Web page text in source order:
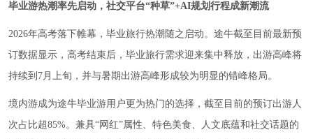
毕业游热潮率先启动，社交平台“种草”+AI规划行程成新潮流
2026年高考落下帷幕，毕业旅行热潮随之启动。途牛截至目前最新预
订数据显示，高考结束后，毕业旅行需求迎来集中释放，出游高峰将
持续到7月上旬，并与暑期出游高峰形成较为明显的错峰格局。
境内游成为途牛毕业游用户更为热门的选择，截至目前的预订出游人
次占比超85%。兼具“网红”属性、特色美食、人文底蕴和社交话题的